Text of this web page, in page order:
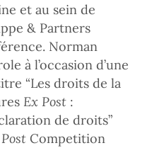
et au sein de
& Partners
Norman
à l’occasion d’une
“Les droits de la
Ex Post :
de droits”
Competition